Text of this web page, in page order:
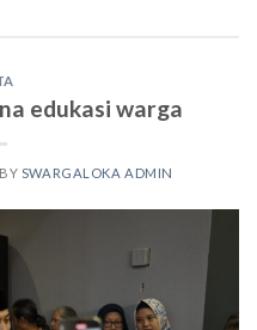
edukasi warga
BY SWARGALOKA ADMIN